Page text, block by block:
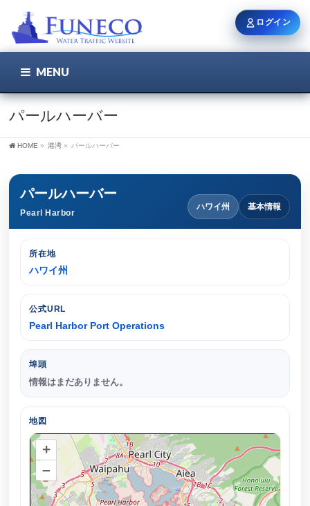
MENU
パールハーバー
HOME » 港湾 » パールハーバー
パールハーバー
Pearl Harbor
ハワイ州 基本情報
所在地
ハワイ州
公式URL
Pearl Harbor Port Operations
埠頭
情報はまだありません。
地図
+
–
ログイン
ユーザー名 / メール
ログイン状態を保持